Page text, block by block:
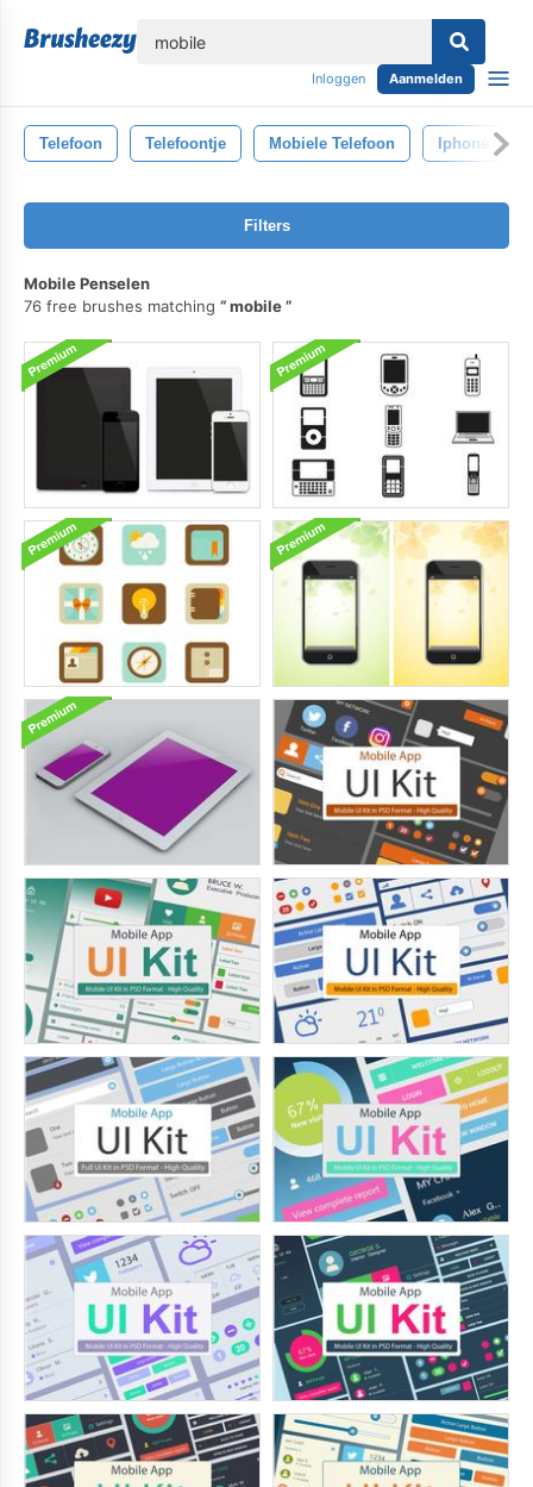
Inloggen Aanmelden
Telefoon Telefoontje Mobiele Telefoon Iphone
Filters
Mobile Penselen
76 free brushes matching
mobile